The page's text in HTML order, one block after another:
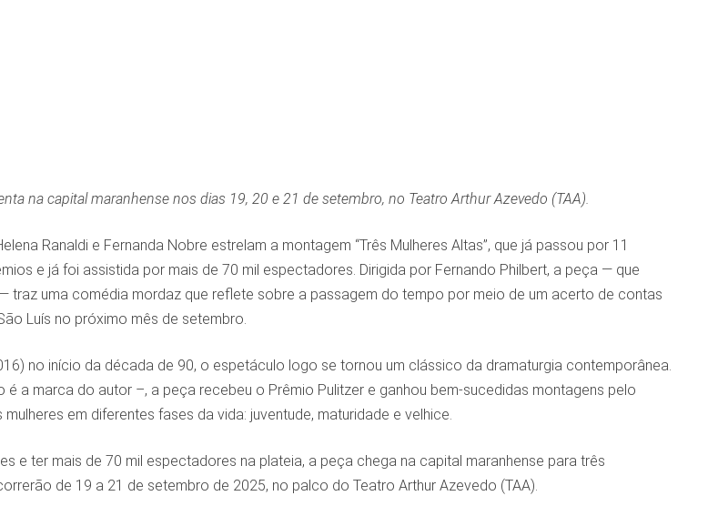
na capital maranhense nos dias 19, 20 e 21 de setembro, no Teatro Arthur Azevedo (TAA).
Ranaldi e Fernanda Nobre estrelam a montagem “Três Mulheres Altas”, que já passou por 11
e já foi assistida por mais de 70 mil espectadores. Dirigida por Fernando Philbert, a peça — que
traz uma comédia mordaz que reflete sobre a passagem do tempo por meio de um acerto de contas
Luís no próximo mês de setembro.
no início da década de 90, o espetáculo logo se tornou um clássico da dramaturgia contemporânea.
a marca do autor –, a peça recebeu o Prêmio Pulitzer e ganhou bem-sucedidas montagens pelo
em diferentes fases da vida: juventude, maturidade e velhice.
e ter mais de 70 mil espectadores na plateia, a peça chega na capital maranhense para três
de 19 a 21 de setembro de 2025, no palco do Teatro Arthur Azevedo (TAA).